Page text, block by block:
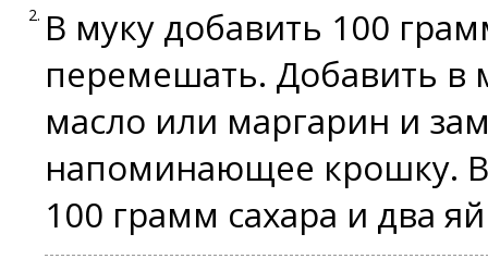
В муку добавить 100
перемешать. Добавить в
масло или маргарин и
напоминающее крошку. В
100 грамм сахара и два